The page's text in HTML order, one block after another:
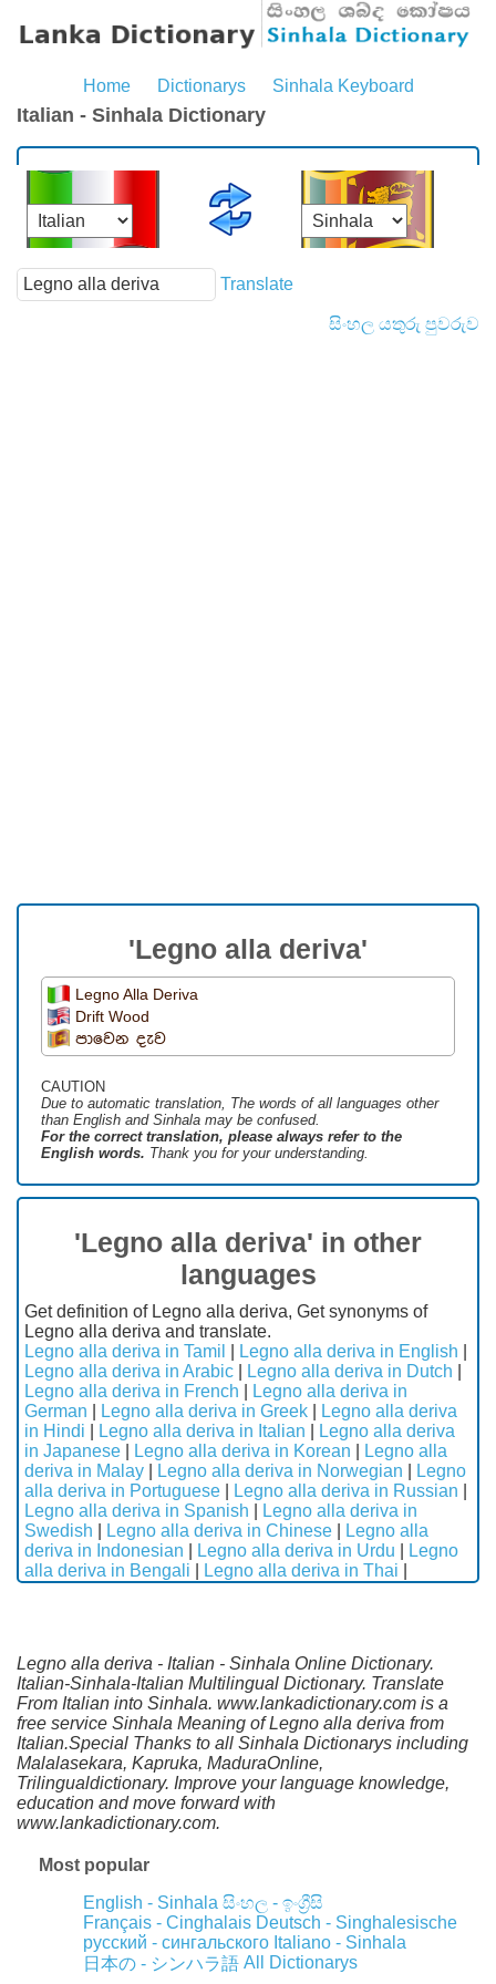
Home Dictionarys Sinhala Keyboard
Italian - Sinhala Dictionary
Translate
සිංහල යතුරු පුවරුව
'Legno alla deriva'
Legno Alla Deriva
Drift Wood
පාවෙන දැව
CAUTION
Due to automatic translation, The words of all languages ​​other
than English and Sinhala may be confused.
For the correct translation, please always refer to the
English words. Thank you for your understanding.
'Legno alla deriva' in other
languages
Get definition of Legno alla deriva, Get synonyms of
Legno alla deriva and translate.
Legno alla deriva in Tamil
Legno alla deriva in English
Legno alla deriva in Arabic
Legno alla deriva in Dutch
Legno alla deriva in French
Legno alla deriva in
German
Legno alla deriva in Greek
Legno alla deriva
in Hindi
Legno alla deriva in Italian
Legno alla deriva
in Japanese
Legno alla deriva in Korean
Legno alla
deriva in Malay
Legno alla deriva in Norwegian
Legno
alla deriva in Portuguese
Legno alla deriva in Russian
Legno alla deriva in Spanish
Legno alla deriva in
Swedish
Legno alla deriva in Chinese
Legno alla
deriva in Indonesian
Legno alla deriva in Urdu
Legno
alla deriva in Bengali
Legno alla deriva in Thai
Legno alla deriva - Italian - Sinhala Online Dictionary.
Italian-Sinhala-Italian Multilingual Dictionary. Translate
From Italian into Sinhala. www.lankadictionary.com is a
free service Sinhala Meaning of Legno alla deriva from
Italian.Special Thanks to all Sinhala Dictionarys including
Malalasekara, Kapruka, MaduraOnline,
Trilingualdictionary. Improve your language knowledge,
education and move forward with
www.lankadictionary.com.
Most popular
English - Sinhala සිංහල - ඉංග්‍රීසි
Français - Cinghalais Deutsch - Singhalesische
русский - сингальского Italiano - Sinhala
日本の - シンハラ語 All Dictionarys